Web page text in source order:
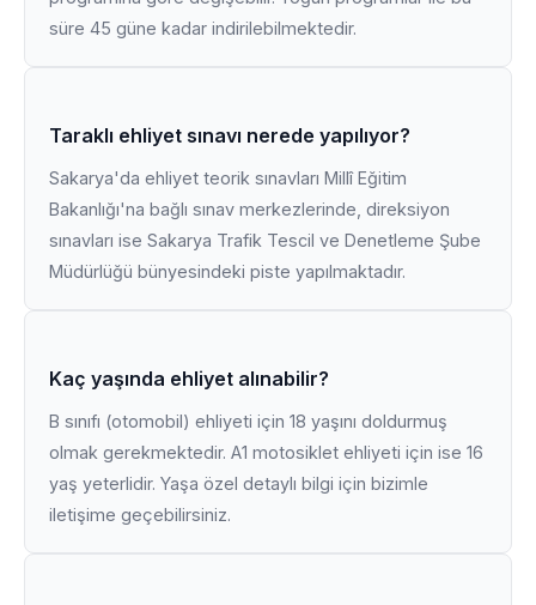
süre 45 güne kadar indirilebilmektedir.
Taraklı ehliyet sınavı nerede yapılıyor?
Sakarya'da ehliyet teorik sınavları Millî Eğitim
Bakanlığı'na bağlı sınav merkezlerinde, direksiyon
sınavları ise Sakarya Trafik Tescil ve Denetleme Şube
Müdürlüğü bünyesindeki piste yapılmaktadır.
Kaç yaşında ehliyet alınabilir?
B sınıfı (otomobil) ehliyeti için 18 yaşını doldurmuş
olmak gerekmektedir. A1 motosiklet ehliyeti için ise 16
yaş yeterlidir. Yaşa özel detaylı bilgi için bizimle
iletişime geçebilirsiniz.